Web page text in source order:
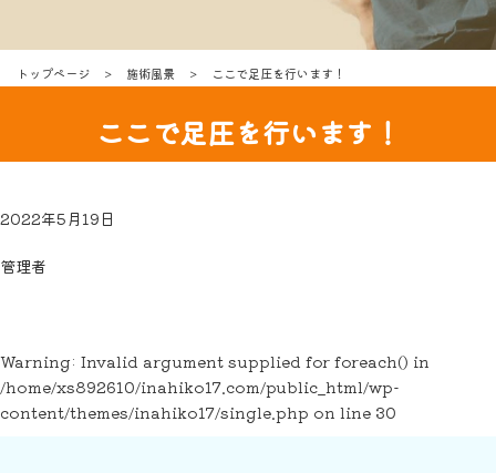
トップページ ＞ 施術風景 ＞ ここで足圧を行います！
ここで足圧を行います！
2022年5月19日
管理者
Warning: Invalid argument supplied for foreach() in
/home/xs892610/inahiko17.com/public_html/wp-
content/themes/inahiko17/single.php on line 30